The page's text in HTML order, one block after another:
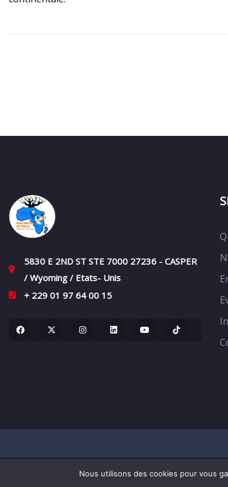
5830 E 2ND ST STE 7000 27236 - CASPER
/ Wyoming / Etats- Unis
+ 229 01 97 64 00 15
Nous utilisons des cookies pour vous